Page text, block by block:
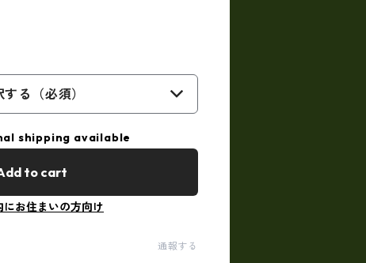
する（必須）
shipping available
to cart
にお住まいの方向け
通報する